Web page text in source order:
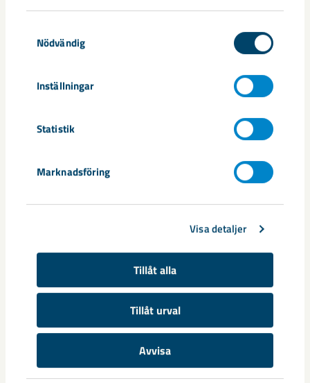
Nödvändig
Inställningar
Statistik
Marknadsföring
Visa detaljer
Tillåt alla
Tillåt urval
Avvisa
Här hittar du vanliga frågor och svar inför att du blir
Vem vänder jag mig till om jag har frågor om
Vilka krav ställer ni på era leverantörers
Vad förväntas av oss som leverantörer före,
under och efter att vi utför arbete på LKAB?
Hur hittar jag en upphandling?